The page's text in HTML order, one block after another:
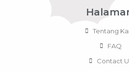
Tentang
FAQ
Contact